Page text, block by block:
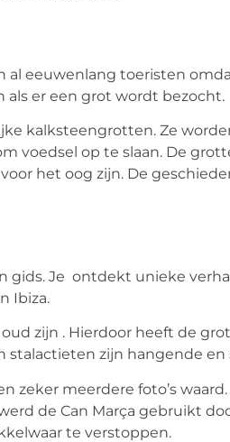
al eeuwenlang toeristen
er een grot wordt bezocht.
kalksteengrotten. Ze
voedsel op te slaan. De
het oog zijn. De
gids. Je ontdekt unieke
Ibiza.
zijn . Hierdoor heeft de
zijn hangende
zeker meerdere foto’s
de Can Marça gebruikt
te verstoppen.